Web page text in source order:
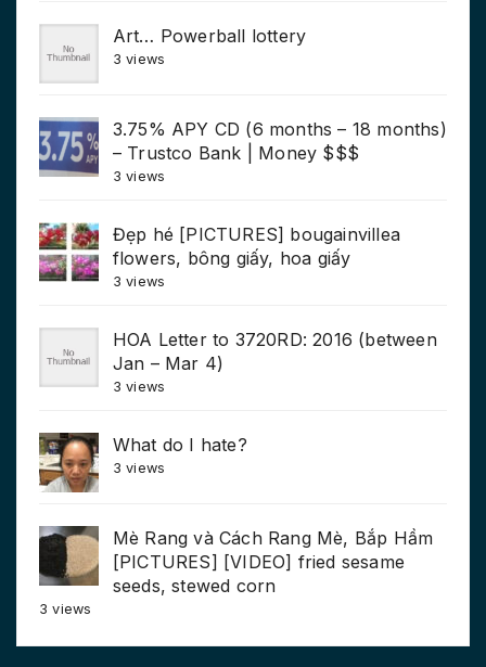
Art… Powerball lottery
3 views
3.75% APY CD (6 months – 18 months)
– Trustco Bank | Money $$$
3 views
Đẹp hé [PICTURES] bougainvillea
flowers, bông giấy, hoa giấy
3 views
HOA Letter to 3720RD: 2016 (between
Jan – Mar 4)
3 views
What do I hate?
3 views
Mè Rang và Cách Rang Mè, Bắp Hầm
[PICTURES] [VIDEO] fried sesame
seeds, stewed corn
3 views